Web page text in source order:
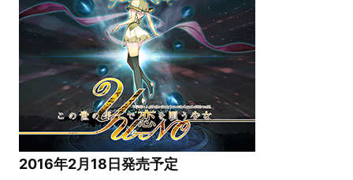
2016年2月18日発売予定